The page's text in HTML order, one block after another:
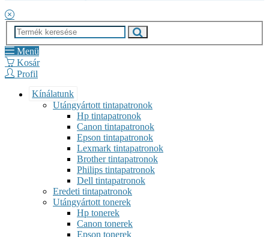
Menü
Kosár
Profil
Kínálatunk
Utángyártott tintapatronok
Hp tintapatronok
Canon tintapatronok
Epson tintapatronok
Lexmark tintapatronok
Brother tintapatronok
Philips tintapatronok
Dell tintapatronok
Eredeti tintapatronok
Utángyártott tonerek
Hp tonerek
Canon tonerek
Epson tonerek